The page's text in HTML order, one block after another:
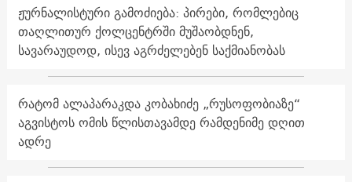
ჟურნალისტური გამოძიება: პირები, რომლებიც
თაღლითურ ქოლცენტრში მუშაობდნენ,
სავარაუდოდ, ისევ აგრძელებენ საქმიანობას
რატომ ალაპარაკდა კობახიძე „რუსოფობიაზე“
აგვისტოს ომის წლისთავამდე რამდენიმე დღით
ადრე